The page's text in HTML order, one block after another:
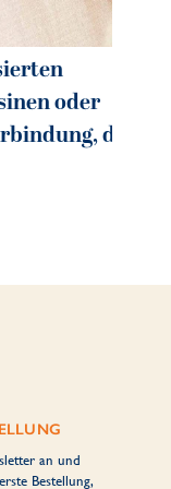
oder
die
an und
Bestellung,